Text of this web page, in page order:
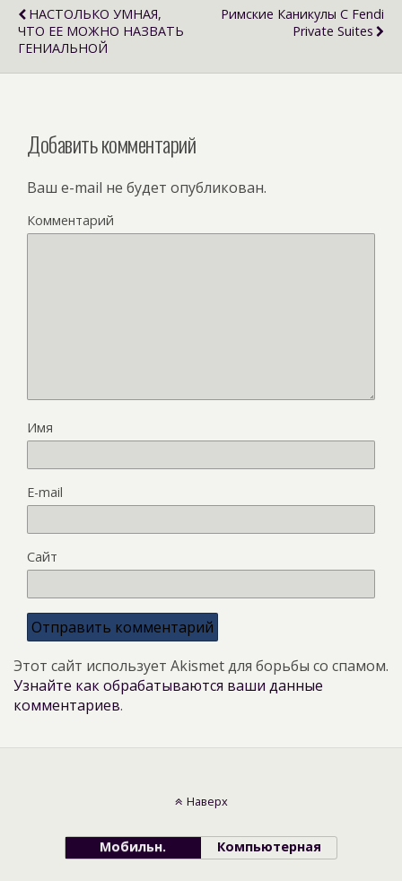
НАСТОЛЬКО УМНАЯ,
ЧТО ЕЕ МОЖНО НАЗВАТЬ
ГЕНИАЛЬНОЙ
Римские Каникулы С Fendi
Private Suites
Добавить комментарий
Ваш e-mail не будет опубликован.
Комментарий
Имя
E-mail
Сайт
Этот сайт использует Akismet для борьбы со спамом.
Узнайте как обрабатываются ваши данные
комментариев.
Наверх
Мобильн. Компьютерная